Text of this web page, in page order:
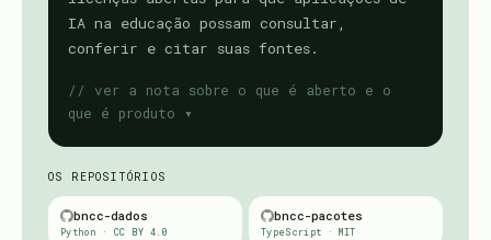
OS REPOSITÓRIOS
bncc-dados
Python · CC BY 4.0
bncc-pacotes
TypeScript · MIT
IA na educação possam consultar,
conferir e citar suas fontes.
// ver a nota sobre o que é aberto e o
que é produto